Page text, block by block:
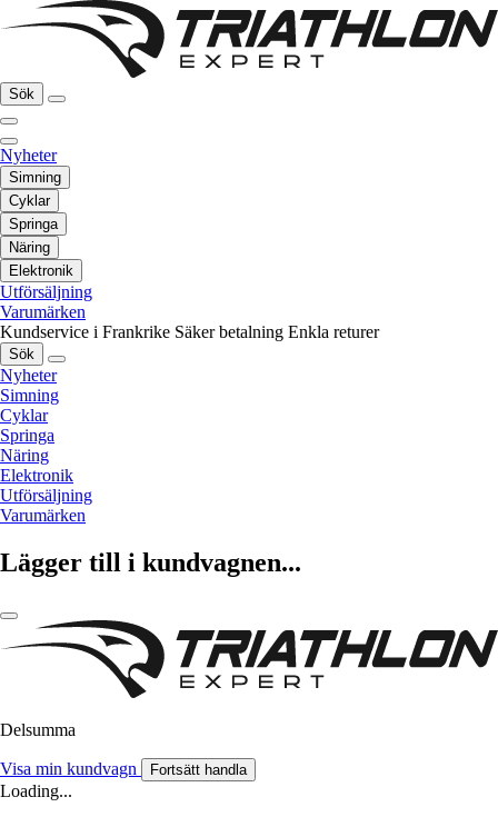
Sök
Nyheter
Simning
Cyklar
Springa
Näring
Elektronik
Utförsäljning
Varumärken
Kundservice i Frankrike Säker betalning Enkla returer
Sök
Nyheter
Simning
Cyklar
Springa
Näring
Elektronik
Utförsäljning
Varumärken
Lägger till i kundvagnen...
Delsumma
Visa min kundvagn Fortsätt handla
Loading...